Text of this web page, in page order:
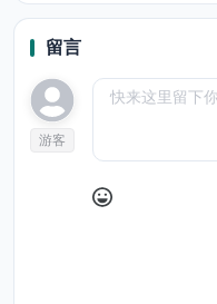
prompts and
answers
Voice
留言
游客